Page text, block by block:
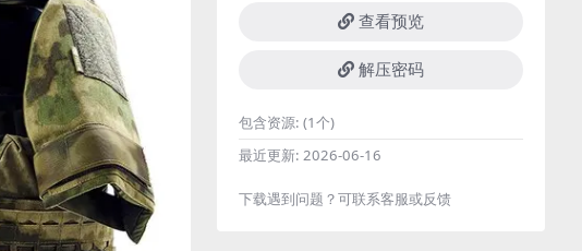
查看预览
解压密码
包含资源: (1个)
最近更新: 2026-06-16
下载遇到问题？可联系客服或反馈